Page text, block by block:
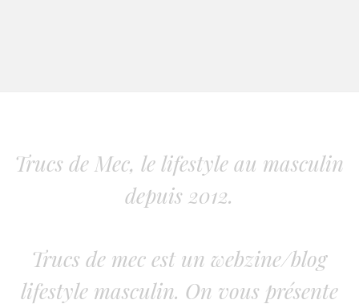
Trucs de Mec, le lifestyle au masculin
depuis 2012.
Trucs de mec est un webzine/blog
lifestyle masculin. On vous présente